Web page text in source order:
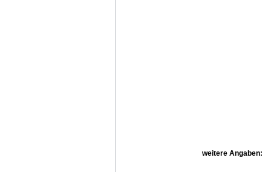
weitere Angaben: